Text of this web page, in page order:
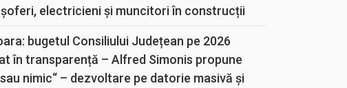
electricieni și muncitori în construcții
bugetul Consiliului Județean pe 2026
în transparență – Alfred Simonis propune
nimic“ – dezvoltare pe datorie masivă și